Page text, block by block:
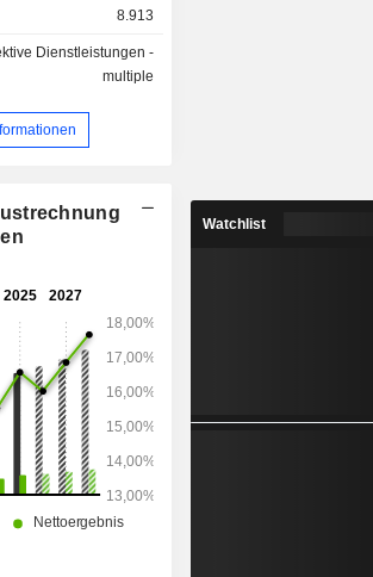
8.913
Dienstleistungen -
multiple
Watchlist